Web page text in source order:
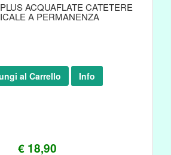
ACQUAFLATE CATETERE
A PERMANENZA
€ 18,90
al Carrello Info